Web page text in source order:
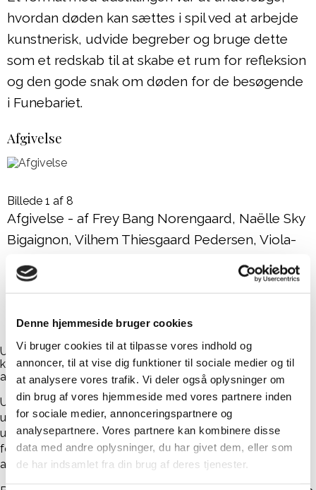
Denne hjemmeside bruger cookies
Vi bruger cookies til at tilpasse vores indhold og
annoncer, til at vise dig funktioner til sociale medier og til
at analysere vores trafik. Vi deler også oplysninger om
din brug af vores hjemmeside med vores partnere inden
for sociale medier, annonceringspartnere og
analysepartnere. Vores partnere kan kombinere disse
data med andre oplysninger, du har givet dem, eller som
de har indsamlet fra din brug af deres tjenester.
hvordan døden kan sættes i spil ved at arbejde
kunstnerisk, udvide begreber og bruge dette
som et redskab til at skabe et rum for refleksion
og den gode snak om døden for de besøgende
i Funebariet.
Afgivelse
Billede 1 af 8
Afgivelse - af Frey Bang Norengaard, Naëlle Sky
Bigaignon, Vilhem Thiesgaard Pedersen, Viola-
Udstillingen ‘5’ var også en undersøgelse af, hvordan man
kan formidle livet og døden → emner som kan være svære
at snakke om og reflektere omkring.
Udstillingens fem forskellige fokusområder tog hver især
udgangspunkt i et aspekt omkring livet og døden, og
udarbejdelsen af hvert værk havde desuden et benspænd i
forhold til hvilke metoder og medier, der måtte anvendes til
at udvikle værkerne.